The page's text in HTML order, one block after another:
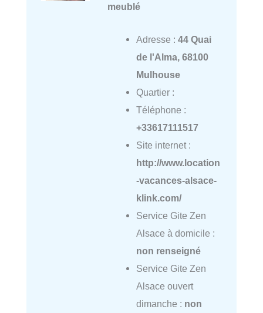
meublé
Adresse : 44 Quai
de l'Alma, 68100
Mulhouse
Quartier :
Téléphone :
+33617111517
Site internet :
http://www.location
-vacances-alsace-
klink.com/
Service Gite Zen
Alsace à domicile :
non renseigné
Service Gite Zen
Alsace ouvert
dimanche : non